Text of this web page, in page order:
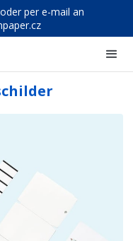
per e-mail an